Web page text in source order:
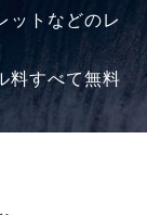
ットなどのレ
料すべて無料